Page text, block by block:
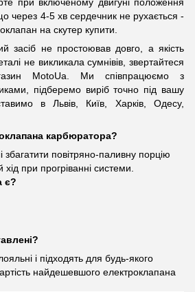
через 4-5 хв сердечник не рухається -
на скутер купити.
засіб не простоював довго, а якість
не викликала сумнівів, звертайтеся
MotoUa. Ми співпрацюємо з
підберемо виріб точно під вашу
в Львів, Київ, Харків, Одесу,
карбюратора?
повітряно-паливну порцію
при прогріванні системи.
є?
і підходять для будь-якого
найдешевшого електроклапана